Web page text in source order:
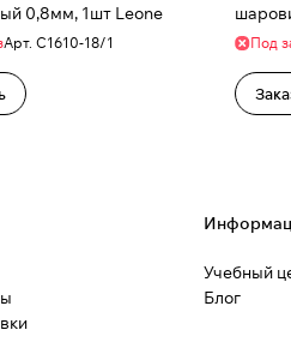
шаровидный 0,8мм, 1шт Leone
Арт. С1610-18/1 Под
Учебный
Блог